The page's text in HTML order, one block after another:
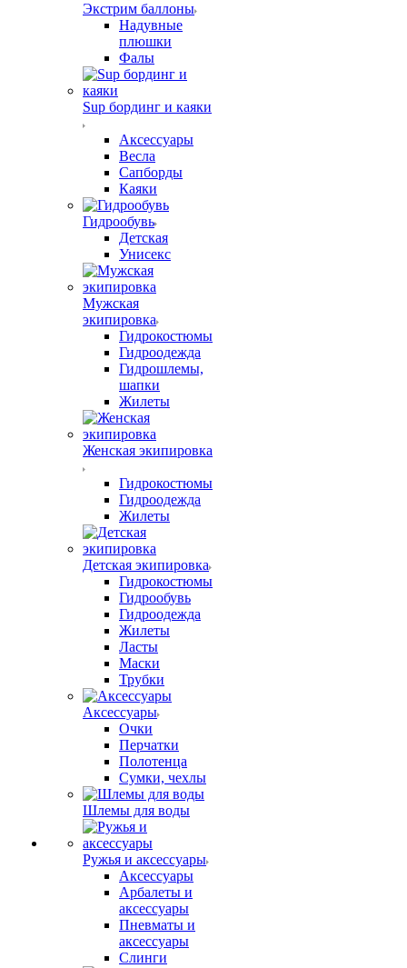
Экстрим баллоны
Надувные
плюшки
Фалы
Sup бординг и каяки
Аксессуары
Весла
Сапборды
Каяки
Гидрообувь
Детская
Унисекс
Мужская
экипировка
Гидрокостюмы
Гидроодежда
Гидрошлемы,
шапки
Жилеты
Женская экипировка
Гидрокостюмы
Гидроодежда
Жилеты
Детская экипировка
Гидрокостюмы
Гидрообувь
Гидроодежда
Жилеты
Ласты
Маски
Трубки
Аксессуары
Очки
Перчатки
Полотенца
Сумки, чехлы
Шлемы для воды
Ружья и аксессуары
Аксессуары
Арбалеты и
аксессуары
Пневматы и
аксессуары
Слинги